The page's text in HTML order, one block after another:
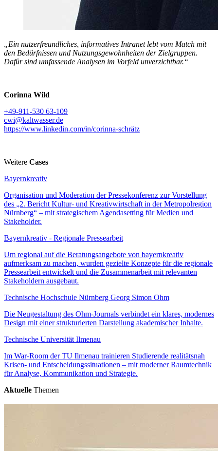
„Ein nutzerfreundliches, informatives Intranet lebt vom Match mit
den Bedürfnissen und Nutzungsgewohnheiten der Zielgruppen.
Dafür sind umfassende Analysen im Vorfeld unverzichtbar.“
Corinna Wild
+49-911-530 63-109
cwi@kaltwasser.de
https://www.linkedin.com/in/corinna-schrätz
Weitere Cases
Bayernkreativ
Organisation und Moderation der Pressekonferenz zur Vorstellung
des „2. Bericht Kultur- und Kreativwirtschaft in der Metropolregion
Nürnberg“ – mit strategischem Agendasetting für Medien und
Stakeholder.
Bayernkreativ - Regionale Pressearbeit
Um regional auf die Beratungsangebote von bayernkreativ
aufmerksam zu machen, wurden gezielte Konzepte für die regionale
Pressearbeit entwickelt und die Zusammenarbeit mit relevanten
Stakeholdern ausgebaut.
Technische Hochschule Nürnberg Georg Simon Ohm
Die Neugestaltung des Ohm-Journals verbindet ein klares, modernes
Design mit einer strukturierten Darstellung akademischer Inhalte.
Technische Universität Ilmenau
Im War-Room der TU Ilmenau trainieren Studierende realitätsnah
Krisen- und Entscheidungssituationen – mit moderner Raumtechnik
für Analyse, Kommunikation und Strategie.
Aktuelle Themen